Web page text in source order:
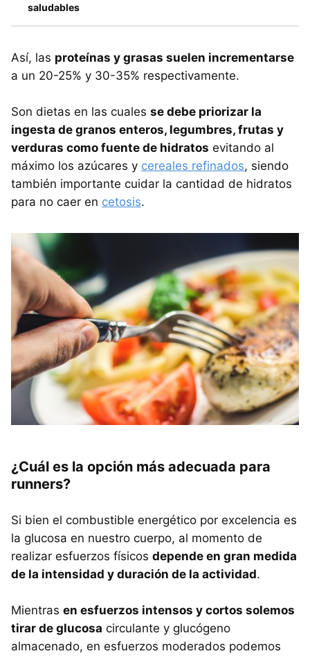
saludables
Así, las proteínas y grasas suelen incrementarse
a un 20-25% y 30-35% respectivamente.
Son dietas en las cuales se debe priorizar la
ingesta de granos enteros, legumbres, frutas y
verduras como fuente de hidratos evitando al
máximo los azúcares y cereales refinados, siendo
también importante cuidar la cantidad de hidratos
para no caer en cetosis.
¿Cuál es la opción más adecuada para
runners?
Si bien el combustible energético por excelencia es
la glucosa en nuestro cuerpo, al momento de
realizar esfuerzos físicos depende en gran medida
de la intensidad y duración de la actividad.
Mientras en esfuerzos intensos y cortos solemos
tirar de glucosa circulante y glucógeno
almacenado, en esfuerzos moderados podemos